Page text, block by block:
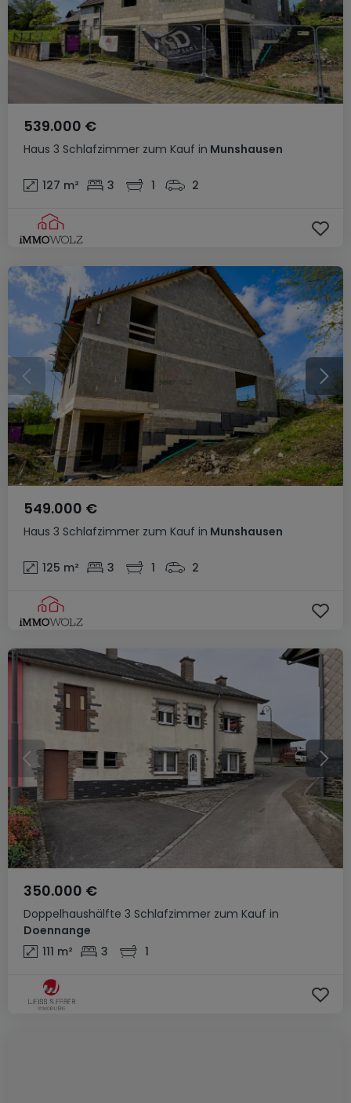
Haus 3 Schlafzimmer zum Kauf in Munshausen
539.000 €
127 m² 3 1 2
Haus 3 Schlafzimmer zum Kauf in Munshausen
549.000 €
125 m² 3 1 2
Doppelhaushälfte 3 Schlafzimmer zum Kauf in
Doennange
350.000 €
111 m² 3 1